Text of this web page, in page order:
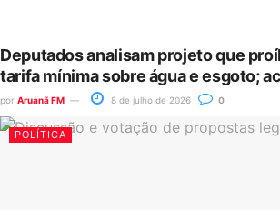
Deputados analisam projeto que
tarifa mínima sobre água e esgoto;
por Aruanã FM 8 de julho de 2026 0
POLÍTICA